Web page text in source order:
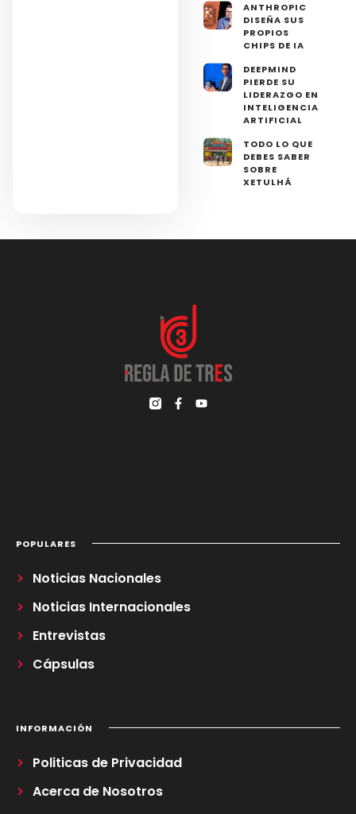
ANTHROPIC
DISEÑA SUS
PROPIOS
CHIPS DE IA
DEEPMIND
PIERDE SU
LIDERAZGO EN
INTELIGENCIA
ARTIFICIAL
TODO LO QUE
DEBES SABER
SOBRE
XETULHÁ
POPULARES
Noticias Nacionales
Noticias Internacionales
Entrevistas
Cápsulas
INFORMACIÓN
Politicas de Privacidad
Acerca de Nosotros